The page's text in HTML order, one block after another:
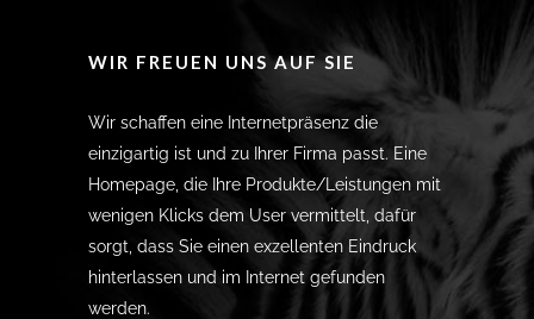
WIR FREUEN UNS AUF SIE
Wir schaffen eine Internetpräsenz die
einzigartig ist und zu Ihrer Firma passt. Eine
Homepage, die Ihre Produkte/Leistungen mit
wenigen Klicks dem User vermittelt, dafür
sorgt, dass Sie einen exzellenten Eindruck
hinterlassen und im Internet gefunden
werden.